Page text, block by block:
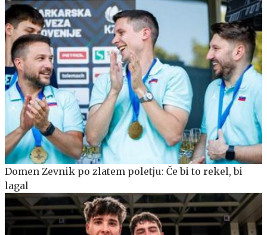
Domen Zevnik po zlatem poletju: Če bi to rekel, bi
lagal